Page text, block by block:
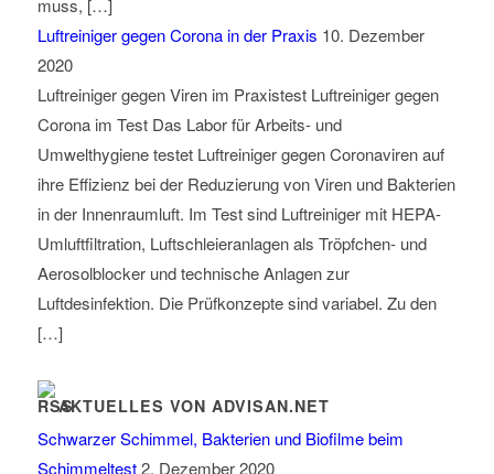
muss, […]
Luftreiniger gegen Corona in der Praxis 10. Dezember
2020
Luftreiniger gegen Viren im Praxistest Luftreiniger gegen
Corona im Test Das Labor für Arbeits- und
Umwelthygiene testet Luftreiniger gegen Coronaviren auf
ihre Effizienz bei der Reduzierung von Viren und Bakterien
in der Innenraumluft. Im Test sind Luftreiniger mit HEPA-
Umluftfiltration, Luftschleieranlagen als Tröpfchen- und
Aerosolblocker und technische Anlagen zur
Luftdesinfektion. Die Prüfkonzepte sind variabel. Zu den
[…]
AKTUELLES VON ADVISAN.NET
Schwarzer Schimmel, Bakterien und Biofilme beim
Schimmeltest 2. Dezember 2020